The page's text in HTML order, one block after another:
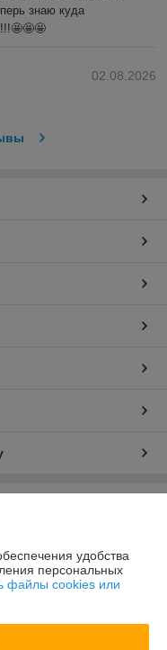
знаю куда
02.08.2026
12
удобства
персональных
файлы cookies или